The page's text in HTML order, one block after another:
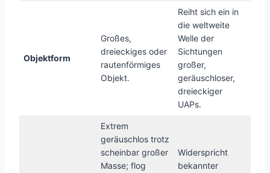
Objektform
Großes,
dreieckiges oder
rautenförmiges
Objekt.
Reiht sich ein in
die weltweite
Welle der
Sichtungen
großer,
geräuschloser,
dreieckiger
UAPs.
Extrem
geräuschlos trotz
scheinbar großer
Masse; flog
Widerspricht
bekannter